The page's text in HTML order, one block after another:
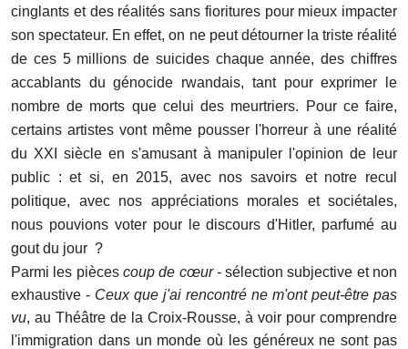
cinglants et des réalités sans fioritures pour mieux impacter
son spectateur. En effet, on ne peut détourner la triste réalité
de ces 5 millions de suicides chaque année, des chiffres
accablants du génocide rwandais, tant pour exprimer le
nombre de morts que celui des meurtriers. Pour ce faire,
certains artistes vont même pousser l'horreur à une réalité
du XXI siècle en s'amusant à manipuler l'opinion de leur
public : et si, en 2015, avec nos savoirs et notre recul
politique, avec nos appréciations morales et sociétales,
nous pouvions voter pour le discoursd'Hitler, parfumé au
gout du jour ?
Parmi les pièces coup de cœur -sélection subjective et non
exhaustive - Ceux que j'ai rencontré ne m'ont peut-être pas
vu, au Théâtre de la Croix-Rousse, à voir pour comprendre
l'immigration dans un monde où les généreux ne sont pas